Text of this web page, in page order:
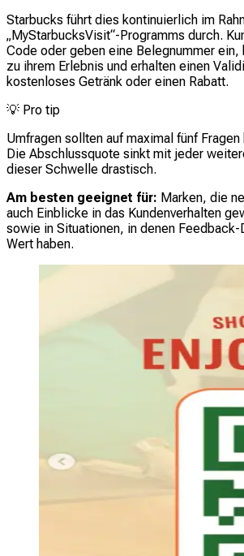
Starbucks führt dies kontinuierlich im
„MyStarbucksVisit“-Programms durch.
Code oder geben eine Belegnummer ein,
zu ihrem Erlebnis und erhalten einen
kostenloses Getränk oder einen Rabatt.
💡 Pro tip
Umfragen sollten auf maximal fünf
Die Abschlussquote sinkt mit jeder
dieser Schwelle drastisch.
Am besten geeignet für: Marken, die
auch Einblicke in das Kundenverhalten
sowie in Situationen, in denen
Wert haben.